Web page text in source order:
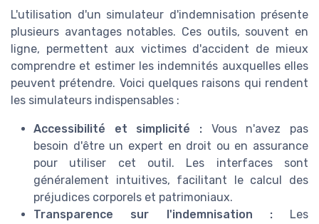
L'utilisation d'un simulateur d'indemnisation présente
plusieurs avantages notables. Ces outils, souvent en
ligne, permettent aux victimes d'accident de mieux
comprendre et estimer les indemnités auxquelles elles
peuvent prétendre. Voici quelques raisons qui rendent
les simulateurs indispensables :
Accessibilité et simplicité : Vous n'avez pas
besoin d'être un expert en droit ou en assurance
pour utiliser cet outil. Les interfaces sont
généralement intuitives, facilitant le calcul des
préjudices corporels et patrimoniaux.
Transparence sur l'indemnisation :Les